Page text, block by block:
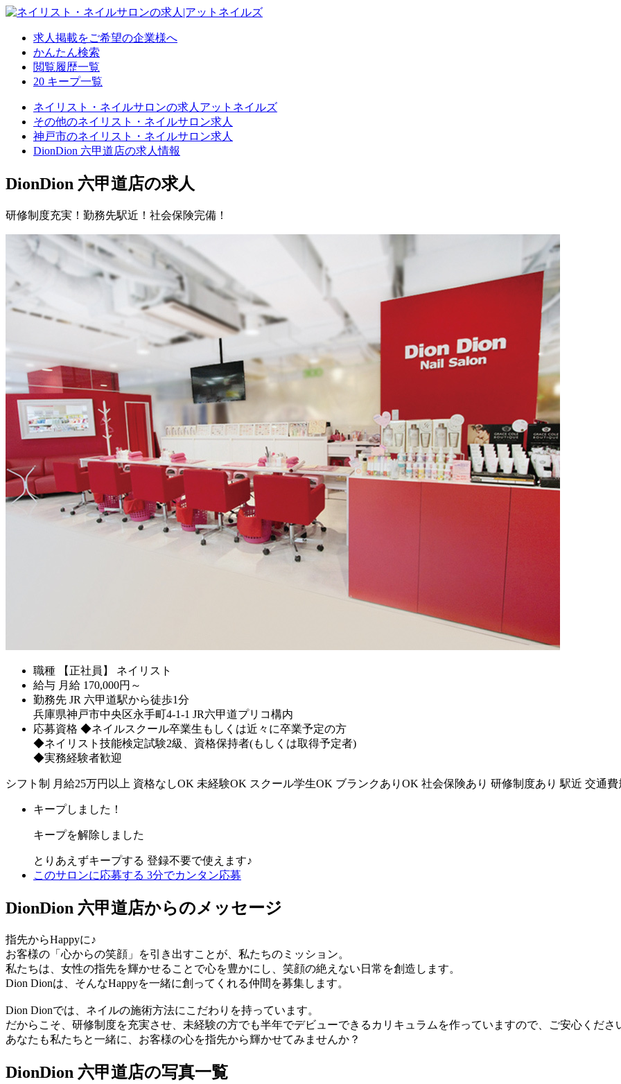
求人掲載をご希望の企業様へ
かんたん検索
閲覧履歴一覧
20 キープ一覧
ネイリスト・ネイルサロンの求人アットネイルズ
その他のネイリスト・ネイルサロン求人
神戸市のネイリスト・ネイルサロン求人
DionDion 六甲道店の求人情報
DionDion 六甲道店の求人
研修制度充実！勤務先駅近！社会保険完備！
職種
【正社員】 ネイリスト
給与 月給 170,000円～
勤務先 JR 六甲道駅から徒歩1分
兵庫県神戸市中央区永手町4-1-1 JR六甲道プリコ構内
応募資格 ◆ネイルスクール卒業生もしくは近々に卒業予定の方
◆ネイリスト技能検定試験2級、資格保持者(もしくは取得予定者)
◆実務経験者歓迎
シフト制 月給25万円以上 資格なしOK 未経験OK スクール学生OK ブランクありOK 社会保険あり 研修制度あり 駅近 交通費
キープしました！
キープを解除しました
とりあえずキープする 登録不要で使えます♪
このサロンに応募する 3分でカンタン応募
DionDion 六甲道店からのメッセージ
指先からHappyに♪
お客様の「心からの笑顔」を引き出すことが、私たちのミッション。
私たちは、女性の指先を輝かせることで心を豊かにし、笑顔の絶えない日常を創造します。
Dion Dionは、そんなHappyを一緒に創ってくれる仲間を募集します。
Dion Dionでは、ネイルの施術方法にこだわりを持っています。
だからこそ、研修制度を充実させ、未経験の方でも半年でデビューできるカリキュラムを作っていますので、ご安心くださ
あなたも私たちと一緒に、お客様の心を指先から輝かせてみませんか？
DionDion 六甲道店の写真一覧